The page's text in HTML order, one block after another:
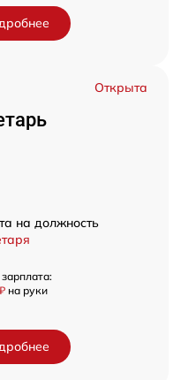
Открыта
на должность
на руки